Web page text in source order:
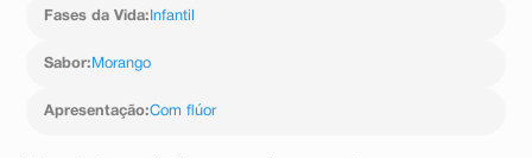
Fases da Vida: Infantil
Sabor: Morango
Apresentação:Com flúor